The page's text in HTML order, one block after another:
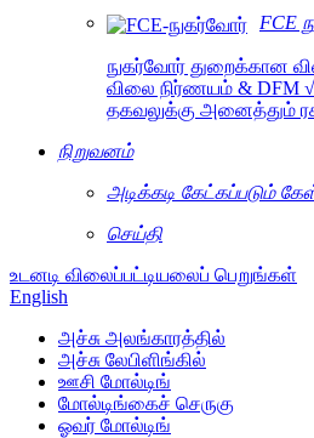
FCE
நுகர்வோர் துறைக்கான
விலை நிர்ணயம் & DFM
தகவலுக்கு அனைத்தும்
நிறுவனம்
அடிக்கடி கேட்கப்படும்
செய்தி
உடனடி விலைப்பட்டியலைப் பெறுங்கள்
English
அச்சு அலங்காரத்தில்
அச்சு லேபிளிங்கில்
ஊசி மோல்டிங்
மோல்டிங்கைச் செருகு
ஓவர் மோல்டிங்